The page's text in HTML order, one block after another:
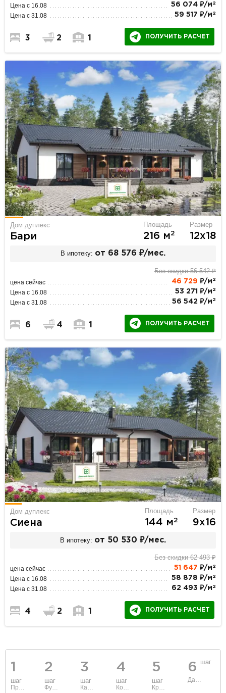
Цена с 16.08 56 074 ₽/м 2
Цена с 31.08 59 517 ₽/м 2
3 2 1 ПОЛУЧИТЬ РАСЧЕТ
Дом дуплекс
Бари
Площадь
216 м2
Размер
12х18
В ипотеку: от 68 576 ₽/мес.
Без скидки 56 542 ₽
цена сейчас 46 729 ₽/м 2
Цена с 16.08 53 271 ₽/м 2
Цена с 31.08 56 542 ₽/м 2
6 4 1 ПОЛУЧИТЬ РАСЧЕТ
Дом дуплекс
Сиена
Площадь
144 м2
Размер
9х16
В ипотеку: от 50 530 ₽/мес.
Без скидки 62 493 ₽
цена сейчас 51 647 ₽/м 2
Цена с 16.08 58 878 ₽/м 2
Цена с 31.08 62 493 ₽/м 2
4 2 1 ПОЛУЧИТЬ РАСЧЕТ
1
шаг
Проект
2
шаг
Фундамент
3
шаг
Каркас и стены
4
шаг
Коммуникации
5
шаг
Крыша
6 шаг
Данные